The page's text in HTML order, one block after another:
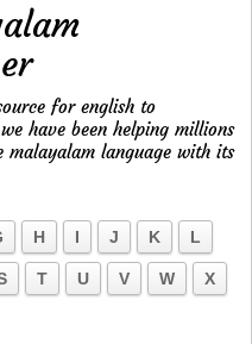
for english to
have been helping millions
language with its
H I J K L
T U V W X